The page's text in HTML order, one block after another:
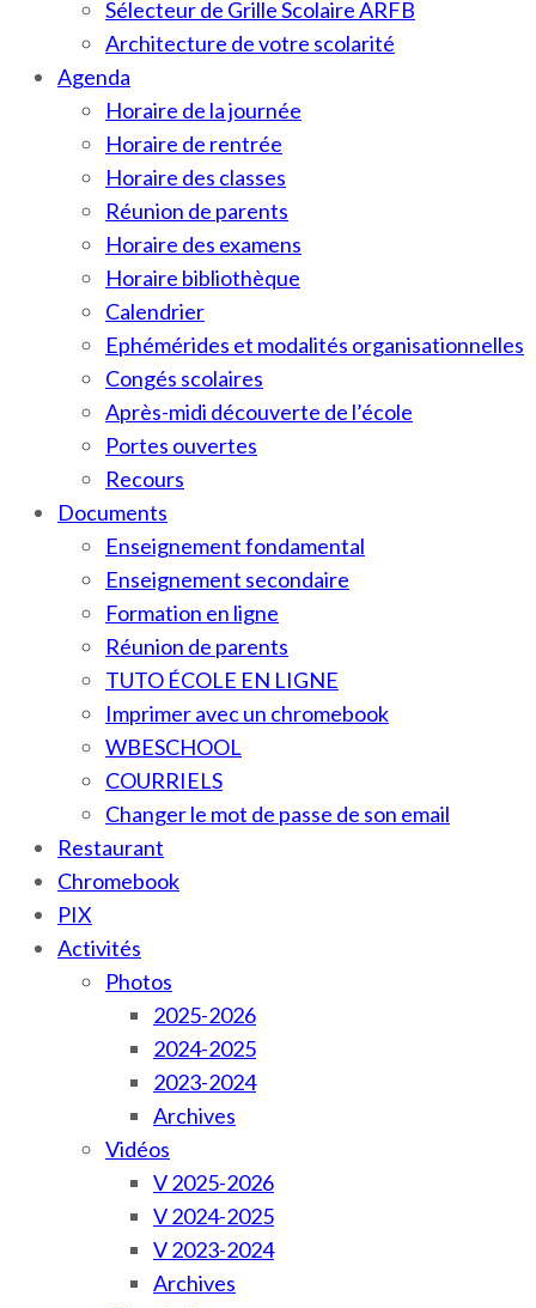
Sélecteur de Grille Scolaire ARFB
Architecture de votre scolarité
Agenda
Horaire de la journée
Horaire de rentrée
Horaire des classes
Réunion de parents
Horaire des examens
Horaire bibliothèque
Calendrier
Ephémérides et modalités organisationnelles
Congés scolaires
Après-midi découverte de l’école
Portes ouvertes
Recours
Documents
Enseignement fondamental
Enseignement secondaire
Formation en ligne
Réunion de parents
TUTO ÉCOLE EN LIGNE
Imprimer avec un chromebook
WBESCHOOL
COURRIELS
Changer le mot de passe de son email
Restaurant
Chromebook
PIX
Activités
Photos
2025-2026
2024-2025
2023-2024
Archives
Vidéos
V 2025-2026
V 2024-2025
V 2023-2024
Archives